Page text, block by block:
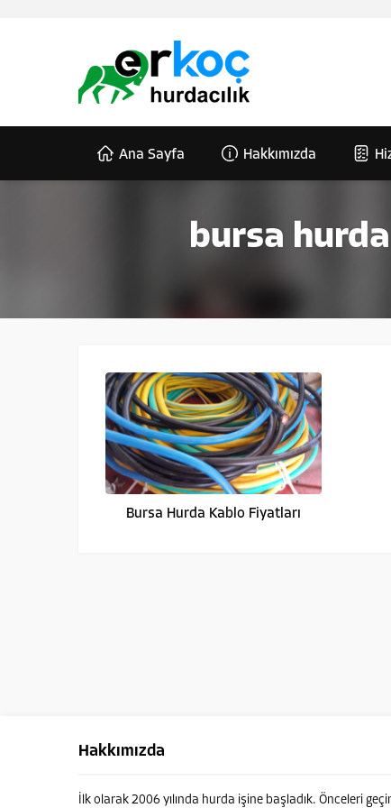
Ana Sayfa Hakkımızda
bursa
Bursa Hurda Kablo Fiyatları
Hakkımızda
İlk olarak 2006 yılında hurda işine başladık. Önceleri